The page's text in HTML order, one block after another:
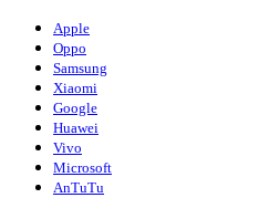
Apple
Oppo
Samsung
Xiaomi
Google
Huawei
Vivo
Microsoft
AnTuTu